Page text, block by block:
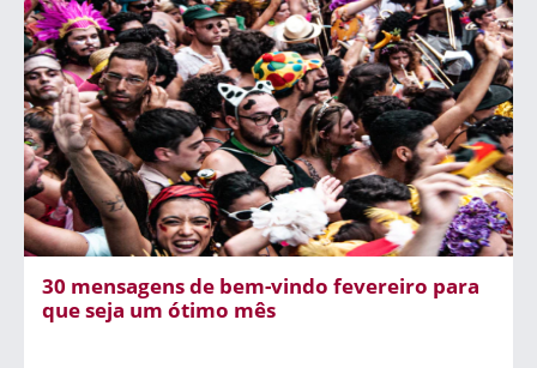
30 mensagens de bem-vindo fevereiro para
que seja um ótimo mês